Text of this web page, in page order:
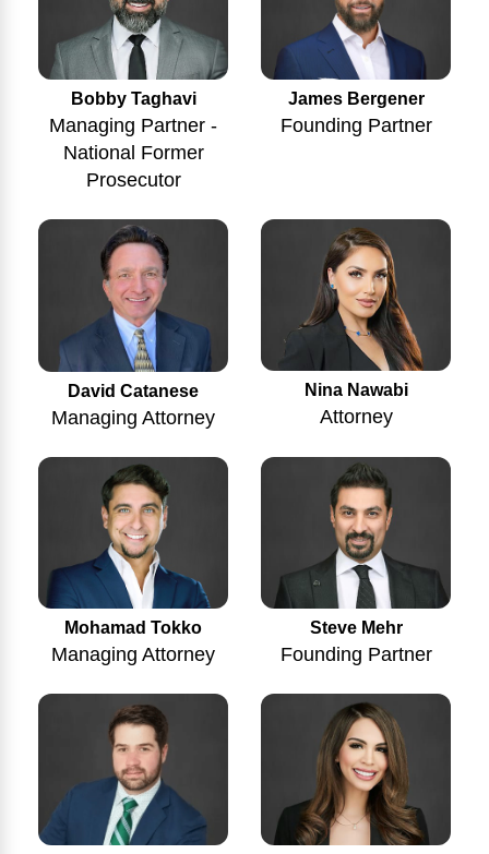
Bobby Taghavi
Managing Partner -
National Former
Prosecutor
James Bergener
Founding Partner
David Catanese
Managing Attorney
Nina Nawabi
Attorney
Mohamad Tokko
Managing Attorney
Steve Mehr
Founding Partner